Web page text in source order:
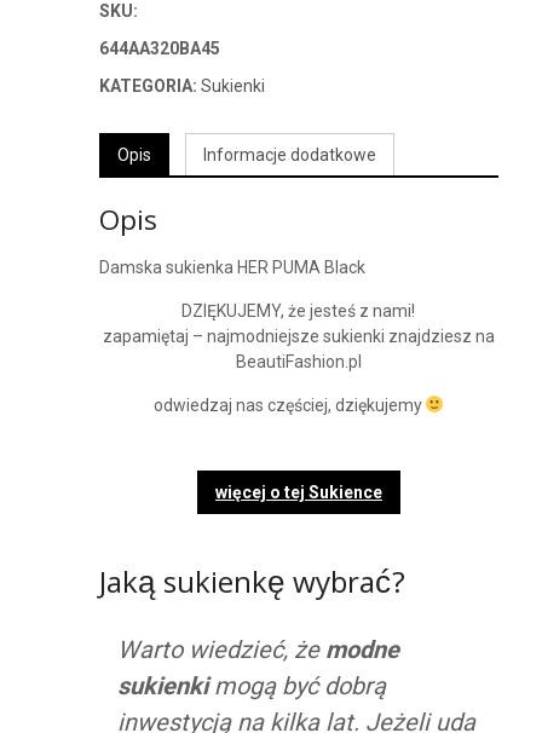
SKU:
644AA320BA45
KATEGORIA: Sukienki
Opis Informacje dodatkowe
Opis
Damska sukienka HER PUMA Black
DZIĘKUJEMY, że jesteś z nami!
zapamiętaj – najmodniejsze sukienki znajdziesz na
BeautiFashion.pl
odwiedzaj nas częściej, dziękujemy
więcej o tej Sukience
Jaką sukienkę wybrać?
Warto wiedzieć, że modne
sukienkimogą być dobrą
inwestycją na kilka lat. Jeżeli uda